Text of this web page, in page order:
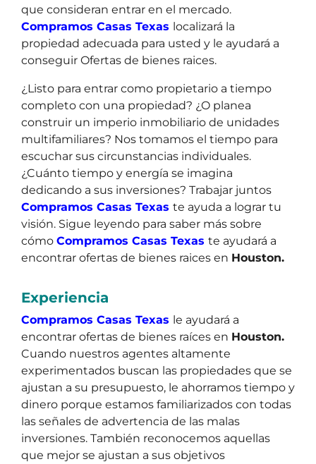
que consideran entrar en el mercado.
Compramos Casas Texas localizará la
propiedad adecuada para usted y le ayudará a
conseguir Ofertas de bienes raices.
¿Listo para entrar como propietario a tiempo
completo con una propiedad? ¿O planea
construir un imperio inmobiliario de unidades
multifamiliares? Nos tomamos el tiempo para
escuchar sus circunstancias individuales.
¿Cuánto tiempo y energía se imagina
dedicando a sus inversiones? Trabajar juntos
Compramos Casas Texas te ayuda a lograr tu
visión. Sigue leyendo para saber más sobre
cómo Compramos Casas Texas te ayudará a
encontrar ofertas de bienes raices en Houston.
Experiencia
Compramos Casas Texas le ayudará a
encontrar ofertas de bienes raíces en Houston.
Cuando nuestros agentes altamente
experimentados buscan las propiedades que se
ajustan a su presupuesto, le ahorramos tiempo y
dinero porque estamos familiarizados con todas
las señales de advertencia de las malas
inversiones. También reconocemos aquellas
que mejor se ajustan a sus objetivos